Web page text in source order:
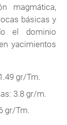
magmática,
básicas y
el dominio
yacimientos
gr/Tm.
3.8 gr/m.
gr/Tm.